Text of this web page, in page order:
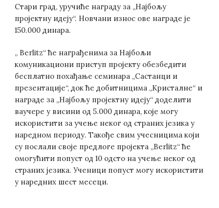
Стари град, уручиће награду за „Најбољу
пројектну идеју“. Новчани износ ове награде је
150.000 динара.
„ Berlitz“ ће награђенима за Најбољи
комуникациони приступ пројекту обезбедити
бесплатно похађање семинара „Састанци и
презентације“, док ће добитницима „Кристалне“ и
награде за „Најбољу пројектну идеју“ доделити
ваучере у висини од 5.000 динара, које могу
искористити за учење неког од страних језика у
наредном периоду. Такође свим учесницима који
су послали своје предлоге пројекта „Berlitz“ ће
омогућити попуст од 10 одсто на учење неког од
страних језика. Ученици попуст могу искористити
у наредних шест месеци.